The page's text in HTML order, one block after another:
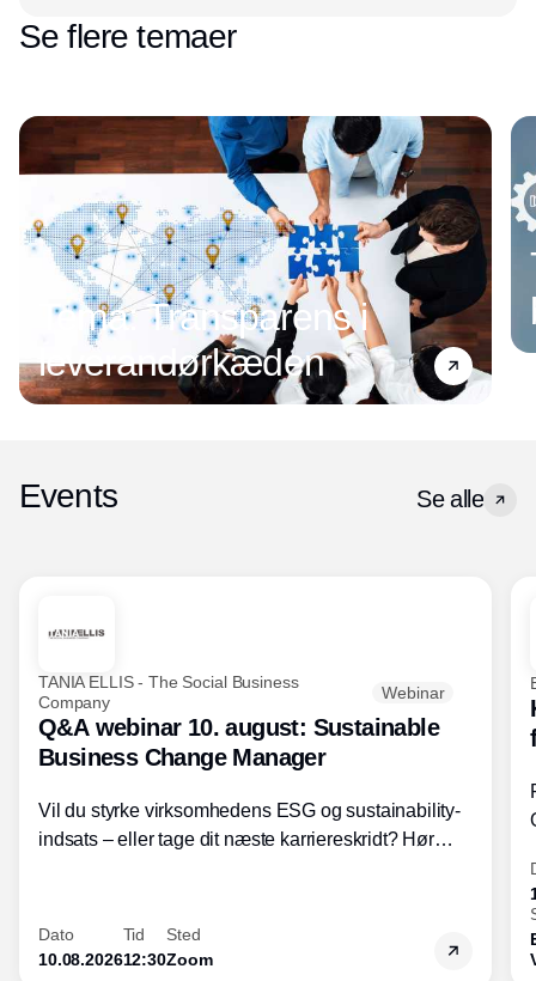
Se flere temaer
Tema: Transparens i
leverandørkæden
Events Se alle
TANIA ELLIS - The Social Business
Company
Webinar
Q&A webinar 10. august: Sustainable
Business Change Manager
Vil du styrke virksomhedens ESG og sustainability-
indsats – eller tage dit næste karriereskridt? Hør
inden for bæredygtig forretningsudvikling - så du
skaber værdi for både samfund og bundlinje.
Dato
10.08.2026
Tid
12:30
Sted
Zoom